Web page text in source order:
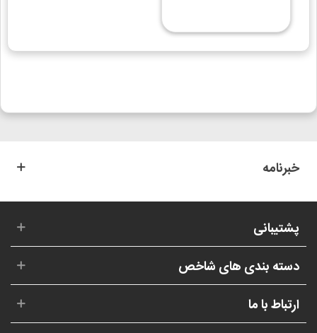
خبرنامه
پشتیبانی
دسته بندی های شاخص
ارتباط با ما